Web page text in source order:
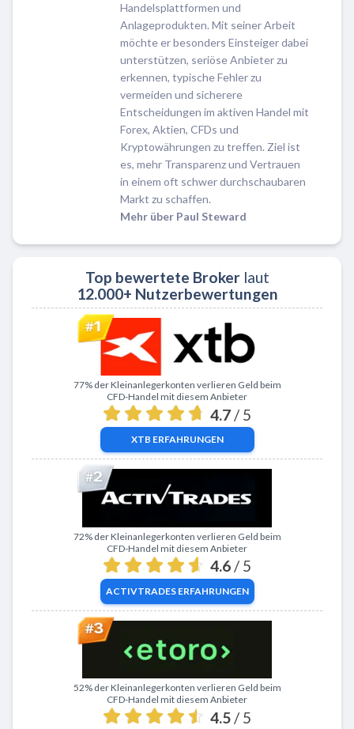
Handelsplattformen und
Anlageprodukten. Mit seiner Arbeit
möchte er besonders Einsteiger dabei
unterstützen, seriöse Anbieter zu
erkennen, typische Fehler zu
vermeiden und sicherere
Entscheidungen im aktiven Handel mit
Forex, Aktien, CFDs und
Kryptowährungen zu treffen. Ziel ist
es, mehr Transparenz und Vertrauen
in einem oft schwer durchschaubaren
Markt zu schaffen.
Mehr über Paul Steward
Top bewertete Brokerlaut
12.000+ Nutzerbewertungen
Zu XTB
77% der Kleinanlegerkonten verlieren Geld beim
CFD-Handel mit diesem Anbieter
4.7 / 5
XTB ERFAHRUNGEN
Zu ActivTrades
72% der Kleinanlegerkonten verlieren Geld beim
CFD-Handel mit diesem Anbieter
4.6 / 5
ACTIVTRADESERFAHRUNGEN
Zu eToro
52% der Kleinanlegerkonten verlieren Geld beim
CFD-Handel mit diesem Anbieter
4.5 / 5